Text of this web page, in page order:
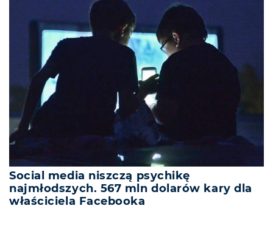
Social media niszczą psychikę
najmłodszych. 567 mln dolarów kary dla
właściciela Facebooka